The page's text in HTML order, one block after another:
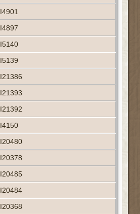
I4901
I4897
I5140
I5139
I21386
I21393
I21392
I4150
I20480
I20378
I20485
I20484
I20368